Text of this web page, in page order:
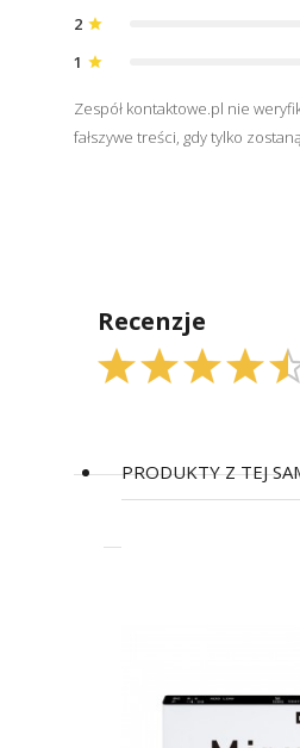
2 star
1 star
Zespół kontaktowe.pl nie
fałszywe treści, gdy tylko
Recenzje
PRODUKTY Z TEJ